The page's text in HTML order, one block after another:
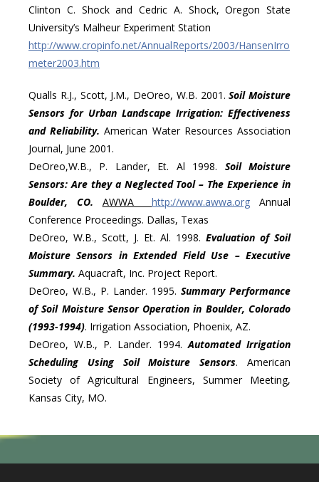
Clinton C. Shock and Cedric A. Shock, Oregon State
University’s Malheur Experiment Station
http://www.cropinfo.net/AnnualReports/2003/HansenIrro
meter2003.htm
Qualls R.J., Scott, J.M., DeOreo, W.B. 2001.Soil Moisture
Sensors for Urban Landscape Irrigation: Effectiveness
and Reliability. American Water Resources Association
Journal, June 2001.
DeOreo,W.B., P. Lander, Et. Al 1998. Soil Moisture
Sensors: Are they a Neglected Tool – The Experience in
Boulder, CO.
AWWAhttp://www.awwa.org Annual
Conference Proceedings. Dallas, Texas
DeOreo, W.B., Scott, J. Et. Al. 1998. Evaluation of Soil
Moisture Sensors in Extended Field Use – Executive
Summary. Aquacraft, Inc. Project Report.
DeOreo, W.B., P. Lander. 1995. Summary Performance
of Soil Moisture Sensor Operation in Boulder, Colorado
(1993-1994). Irrigation Association, Phoenix, AZ.
DeOreo, W.B., P. Lander. 1994.Automated Irrigation
Scheduling Using Soil Moisture Sensors. American
Society of Agricultural Engineers, Summer Meeting,
Kansas City, MO.